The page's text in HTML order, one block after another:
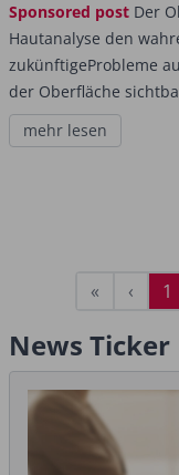
Sponsored post Der
Hautanalyse den
zukünftigeProbleme
der Oberfläche
mehr lesen
Erste
« ‹ 1
News Ticker